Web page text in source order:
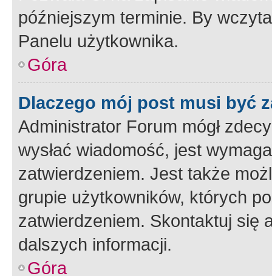
późniejszym terminie. By
Panelu użytkownika.
Góra
Dlaczego mój post musi być
Administrator Forum mógł
wysłać wiadomość, jest
zatwierdzeniem. Jest także
grupie użytkowników, których
zatwierdzeniem. Skontaktuj się
dalszych informacji.
Góra